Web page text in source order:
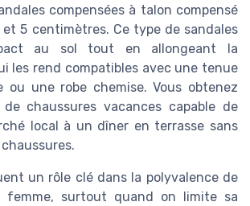
compensées à talon compensé
5 centimètres. Ce type de sandales
au sol tout en allongeant la
les rend compatibles avec une tenue
ou une robe chemise. Vous obtenez
chaussures vacances capable de
local à un dîner en terrasse sans
un rôle clé dans la polyvalence de
femme, surtout quand on limite sa